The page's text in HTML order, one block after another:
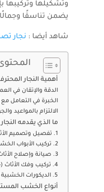
وتشكيلها وتركيبها
يضمن تناسقًا
شاهد أيضا : نجار
أهمية النجار
الدقة والإتقان في
الخبرة في التعامل
الالتزام بالمواعيد
ما الذي يقدمه
1. تفصيل وتصميم الأثاث حسب الطلب
2. تركيب الأبواب الخشبية والشبابيك
3. صيانة وإصلاح الأثاث والأبواب الخشبية
4. تركيب وفك الأثاث (خاصة أثاث ايكيا)
5. الديكورات الخشبية الداخلية والخارجية
أنواع الخشب